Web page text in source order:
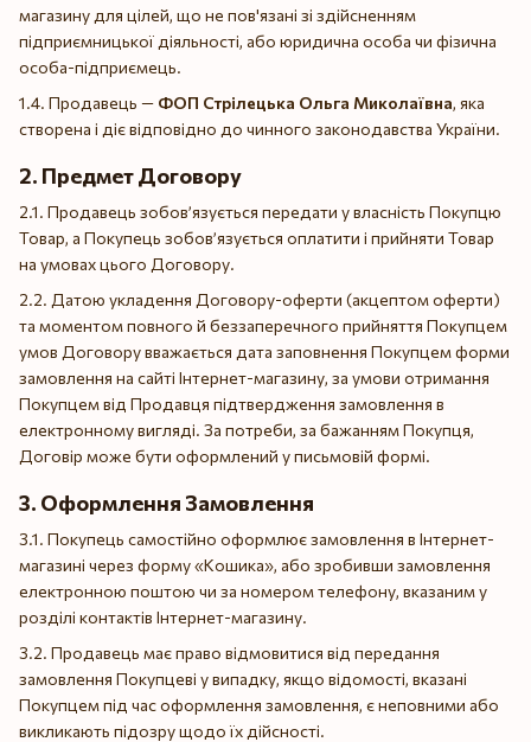
магазину для цілей, що не пов'язані зі здійсненням
підприємницької діяльності, або юридична особа чи фізична
особа-підприємець.
1.4. Продавець — ФОП Стрілецька Ольга Миколаївна, яка
створена і діє відповідно до чинного законодавства України.
2. Предмет Договору
2.1. Продавець зобов’язується передати у власність Покупцю
Товар, а Покупець зобов’язується оплатити і прийняти Товар
на умовах цього Договору.
2.2. Датою укладення Договору-оферти (акцептом оферти)
та моментом повного й беззаперечного прийняття Покупцем
умов Договору вважається дата заповнення Покупцем форми
замовлення на сайті Інтернет-магазину, за умови отримання
Покупцем від Продавця підтвердження замовлення в
електронному вигляді. За потреби, за бажанням Покупця,
Договір може бути оформлений у письмовій формі.
3. Оформлення Замовлення
3.1. Покупець самостійно оформлює замовлення в Інтернет-
магазині через форму «Кошика», або зробивши замовлення
електронною поштою чи за номером телефону, вказаним у
розділі контактів Інтернет-магазину.
3.2. Продавець має право відмовитися від передання
замовлення Покупцеві у випадку, якщо відомості, вказані
Покупцем під час оформлення замовлення, є неповними або
викликають підозру щодо їх дійсності.